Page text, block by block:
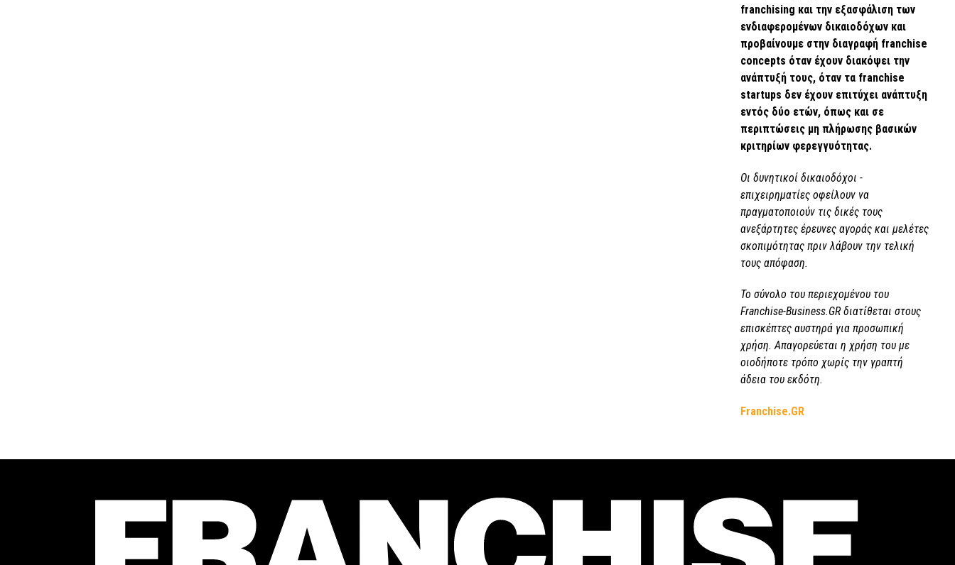
franchising και την εξασφάλιση των
ενδιαφερομένων δικαιοδόχων και
προβαίνουμε στην διαγραφή franchise
concepts όταν έχουν διακόψει την
ανάπτυξή τους, όταν τα franchise
startups δεν έχουν επιτύχει ανάπτυξη
εντός δύο ετών, όπως και σε
περιπτώσεις μη πλήρωσης βασικών
κριτηρίων φερεγγυότητας.
Οι δυνητικοί δικαιοδόχοι -
επιχειρηματίες οφείλουν να
πραγματοποιούν τις δικές τους
ανεξάρτητες έρευνες αγοράς και μελέτες
σκοπιμότητας πριν λάβουν την τελική
τους απόφαση.
Το σύνολο του περιεχομένου του
Franchise-Business.GR διατίθεται στους
επισκέπτες αυστηρά για προσωπική
χρήση. Απαγορεύεται η χρήση του με
οιοδήποτε τρόπο χωρίς την γραπτή
άδεια του εκδότη.
Franchise.GR